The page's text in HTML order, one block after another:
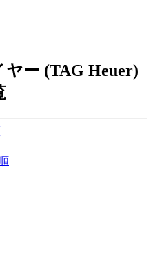
ー (TAG Heuer)